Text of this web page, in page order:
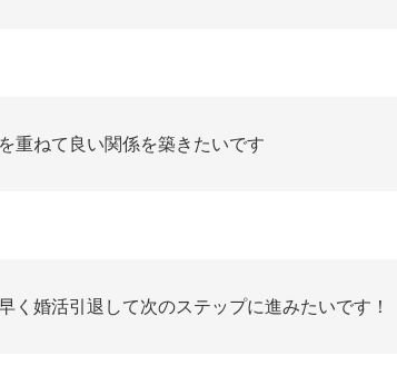
重ねて良い関係を築きたいです
く婚活引退して次のステップに進みたいです！